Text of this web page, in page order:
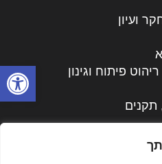
פתח
ועיון
פיתוח וגינון
תקנים